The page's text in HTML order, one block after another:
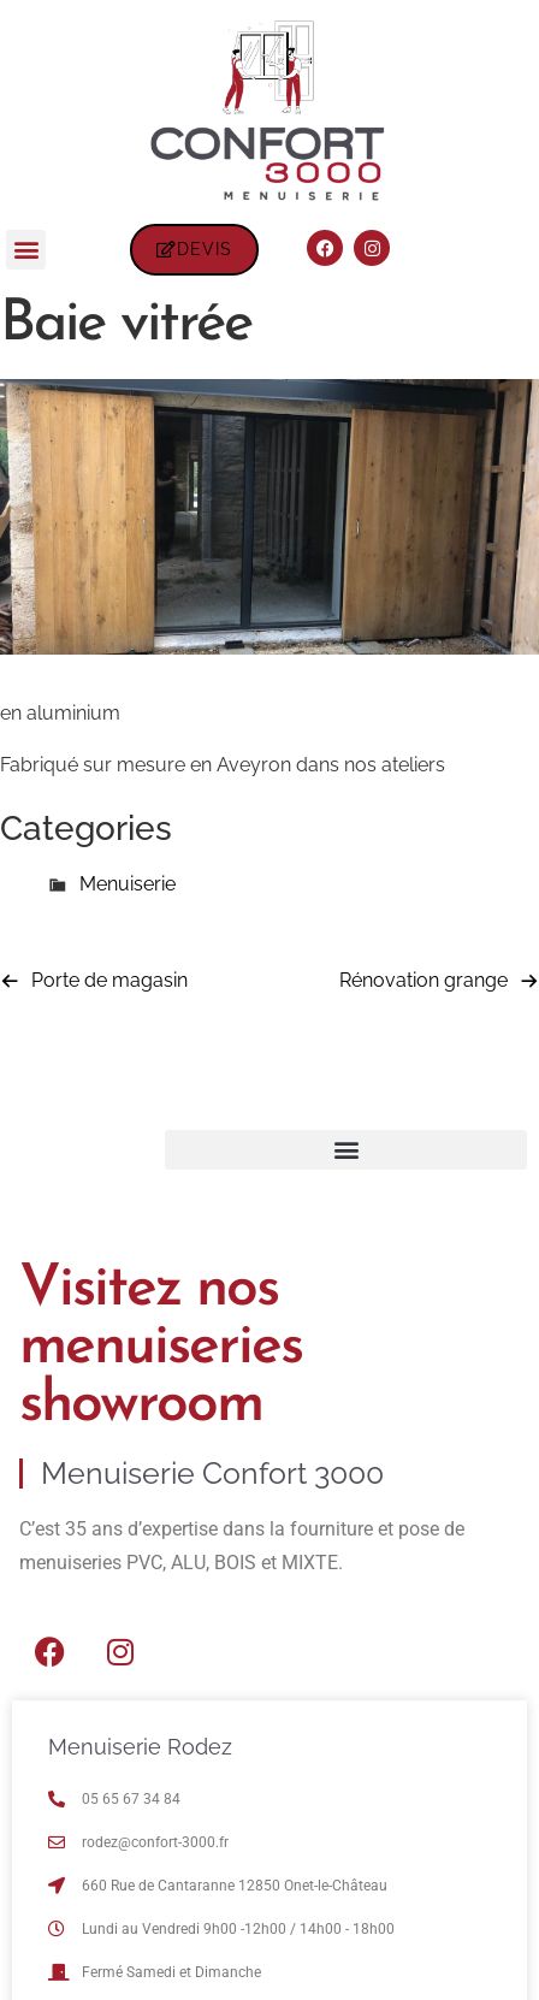
DEVIS
Baie vitrée
en aluminium
Fabriqué sur mesure en Aveyron dans nos ateliers
Categories
Menuiserie
Porte de magasin Rénovation grange
Visitez nos
menuiseries
showroom
Menuiserie Confort 3000
C’est 35 ans d’expertise dans la fourniture et pose de
menuiseries PVC, ALU, BOIS et MIXTE.
Menuiserie Rodez
05 65 67 34 84
rodez@confort-3000.fr
660 Rue de Cantaranne 12850 Onet-le-Château
Lundi au Vendredi 9h00 -12h00 / 14h00 - 18h00
Fermé Samedi et Dimanche